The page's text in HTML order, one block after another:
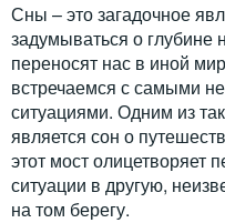
Сны – это загадочное
задумываться о глубине
переносят нас в иной
встречаемся с самыми
ситуациями. Одним из
является сон о
этот мост олицетворяет
ситуации в другую,
на том берегу.